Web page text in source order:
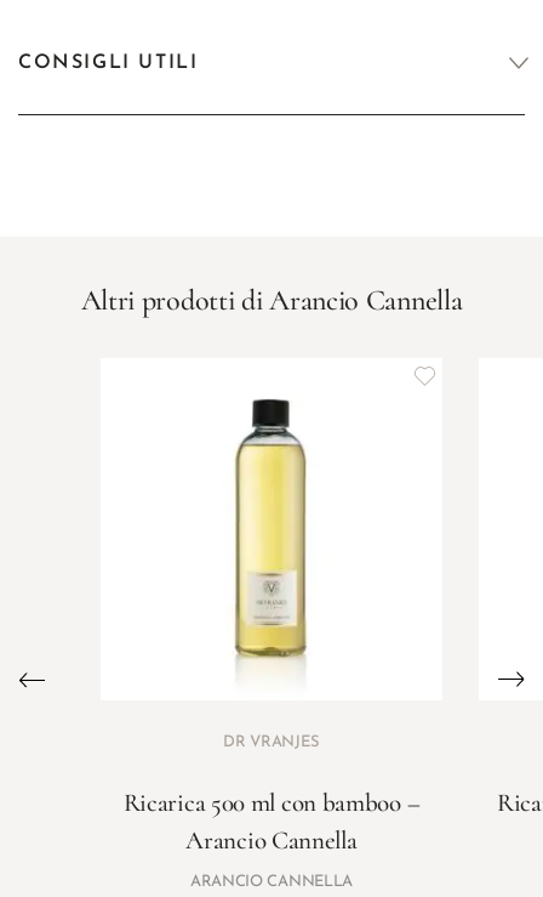
CONSIGLI UTILI
Altri prodotti di Arancio Cannella
DR VRANJES
Ricarica 500 ml con bamboo –
Arancio Cannella
ARANCIO CANNELLA